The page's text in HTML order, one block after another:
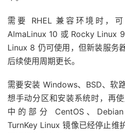
需要 RHEL 兼容环境时，可
AlmaLinux 10 或 Rocky Linux
Linux 8 仍可使用，但新装服务
后续使用周期更长。
需要安装 Windows、BSD、软
想手动分区和安装系统时，再
中的部分 CentOS、
TurnKey Linux 镜像已经停止维